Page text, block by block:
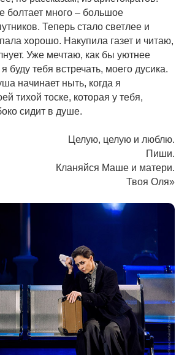
болтает много – большое
Теперь стало светлее и
хорошо. Накупила газет и читаю,
Уже мечтаю, как бы уютнее
буду тебя встречать, моего дусика.
начинает ныть, когда я
тихой тоске, которая у тебя,
сидит в душе.
Целую, целую и люблю.
Пиши.
Кланяйся Маше и матери.
Твоя Оля»